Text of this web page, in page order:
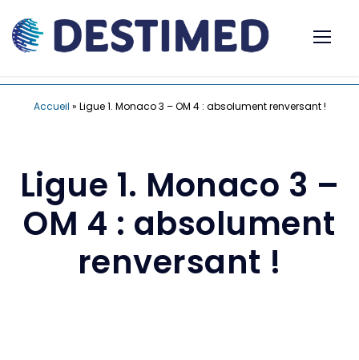
Accueil » Ligue 1. Monaco 3 – OM 4 : absolument renversant !
Ligue 1. Monaco 3 –
OM 4 : absolument
renversant !